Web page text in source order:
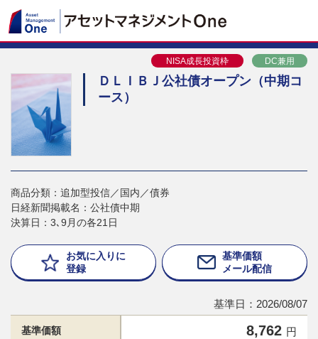
NISA成長投資枠 DC兼用
ＤＬＩＢＪ公社債オープン（中期コ
ース）
商品分類：追加型投信／国内／債券
日経新聞掲載名：公社債中期
決算日：3､9月の各21日
お気に入りに
登録
基準価額
メール配信
基準日：2026/08/07
基準価額 8,762 円